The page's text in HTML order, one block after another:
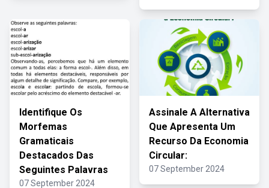
Identifique Os
Morfemas
Gramaticais
Destacados Das
Seguintes Palavras
07 September 2024
Assinale A Alternativa
Que Apresenta Um
Recurso Da Economia
Circular:
07 September 2024